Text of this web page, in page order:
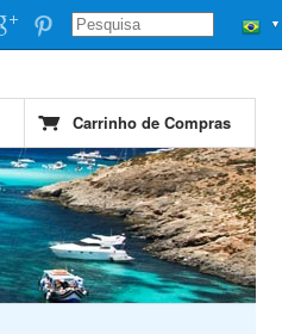
▼
Carrinho de Compras